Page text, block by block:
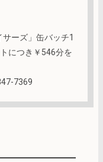
ーズ」缶バッチ1
につき￥546分を
7369